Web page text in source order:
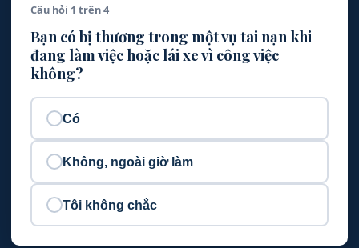
Câu hỏi 1 trên 4
Bạn có bị thương trong một vụ tai nạn khi
đang làm việc hoặc lái xe vì công việc
không?
Có
Không, ngoài giờ làm
Tôi không chắc